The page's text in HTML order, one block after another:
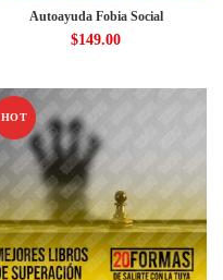
Autoayuda Fobia Social
$149.00
HOT